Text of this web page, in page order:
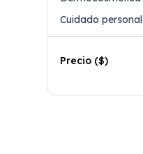
Cuidado personal
Precio ($)